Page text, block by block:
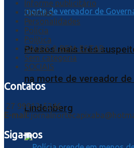
Presos mais três
na morte de vereador de
Lindenberg
Informe publicitário
Opinião
Personalidades
Polícia
Política
SAÚDE & BEM-ESTAR
Sem categoria
SOCIAIS
Contatos
27 99913-5246
E-mail:
Siga-nos